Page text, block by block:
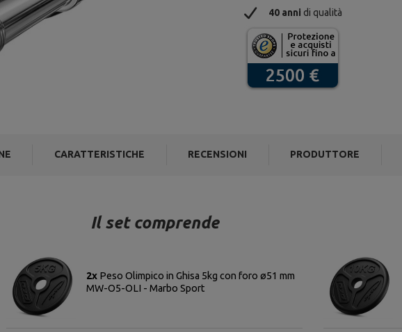
40 anni di qualità
CARATTERISTICHE RECENSIONI PRODUTTORE
Il set comprende
2x Peso Olimpico in Ghisa 5kg con foro ø51 mm
MW-O5-OLI - Marbo Sport